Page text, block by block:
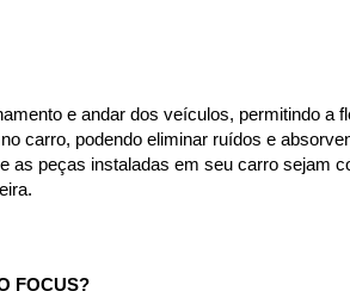
e andar dos veículos, permitindo a
carro, podendo eliminar ruídos e
peças instaladas em seu carro sejam
FOCUS?